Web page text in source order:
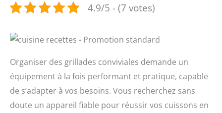
4.9/5 - (7 votes)
Organiser des grillades conviviales demande un
équipement à la fois performant et pratique, capable
de s’adapter à vos besoins. Vous recherchez sans
doute un appareil fiable pour réussir vos cuissons en